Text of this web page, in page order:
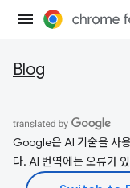
Blog
Google은 AI 기술을 사
다. AI 번역에는 오류가